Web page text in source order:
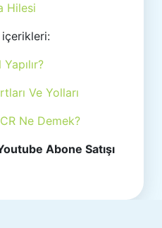
Hilesi
içerikleri:
Ve Yolları
Ne Demek?
Abone Satışı